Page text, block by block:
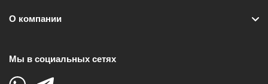
О компании
Мы в социальных сетях